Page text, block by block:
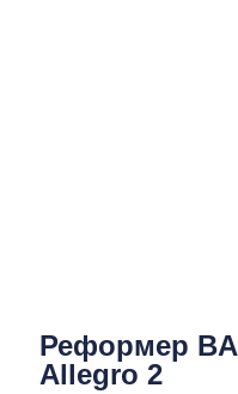
Реформер
Allegro 2